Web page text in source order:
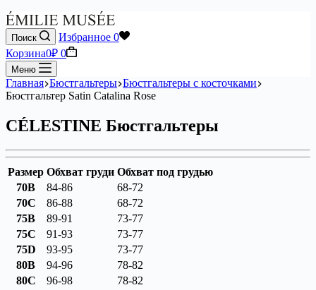
Поиск Избранное 0
Корзина0₽ 0
Меню
Главная Бюстгальтеры Бюстгальтеры с косточками
Бюстгальтер Satin Catalina Rose
CÉLESTINE Бюстгальтеры
Размер Обхват груди Обхват под грудью
70B
84-86
68-72
70C
86-88
68-72
75B
89-91
73-77
75C
91-93
73-77
75D
93-95
73-77
80B
94-96
78-82
80C
96-98
78-82